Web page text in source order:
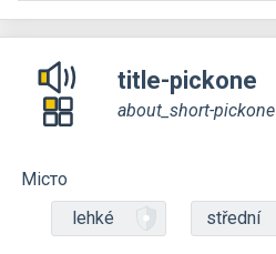
title-pickone
about_short-pickone
Місто
lehké
střední